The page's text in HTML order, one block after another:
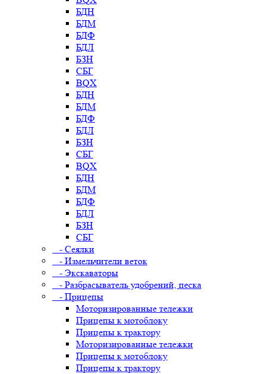
БДН
БДМ
БДФ
БДЛ
БЗН
СБГ
BQX
БДН
БДМ
БДФ
БДЛ
БЗН
СБГ
BQX
БДН
БДМ
БДФ
БДЛ
БЗН
СБГ
- Сеялки
- Измельчители веток
- Экскаваторы
- Разбрасыватель удобрений, песка
- Прицепы
Моторизированные тележки
Прицепы к мотоблоку
Прицепы к трактору
Моторизированные тележки
Прицепы к мотоблоку
Прицепы к трактору